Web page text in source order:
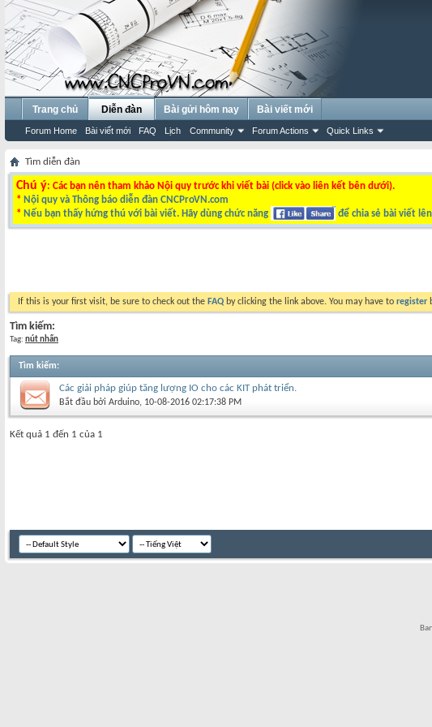
Trang chủ Diễn đàn
Forum Home Bài viết mới FAQ Lịch Community Forum Actions Quick Links
Bài gửi hôm nay Bài viết mới
Tìm diễn đàn
Chú ý: Các bạn nên tham khảo Nội quy trước khi viết bài (click vào liên kết bên dưới).
* Nội quy và Thông báo diễn đàn CNCProVN.com
* Nếu bạn thấy hứng thú với bài viết. Hãy dùng chức năng để chia sẻ bài viết
If this is your first visit, be sure to check out the FAQ by clicking the link above. You may have to register
Tìm kiếm:
Tag: nút nhấn
Tìm kiếm:
Các giải pháp giúp tăng lượng IO cho các KIT phát triển.
Bắt đầu bởi Arduino‎, 10-08-2016 02:17:38 PM
Kết quả 1 đến 1 của 1